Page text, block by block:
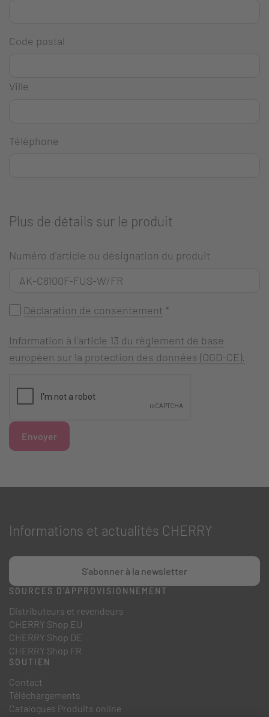
Code postal
Ville
Téléphone
Plus de détails sur le produit
Numéro d'article ou désignation du produit
Déclaration de consentement *
Information à l`article 13 du règlement de base
européen sur la protection des données (OGD-CE).
Envoyer
Informations et actualités CHERRY
S'abonner à la newsletter
SOURCES D'APPROVISIONNEMENT
Distributeurs et revendeurs
CHERRY Shop EU
CHERRY Shop DE
CHERRY Shop FR
SOUTIEN
Contact
Téléchargements
Catalogues Produits online